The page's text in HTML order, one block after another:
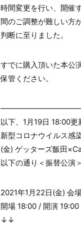
時間変更を行い、開催
間のご調整が難しい方
判断に至りました。
すでに購入頂いた本公
保管ください。
以下、1月19日 18:00更
新型コロナウイルス感
(金) ゲッターズ飯田
以下の通り＜振替公演
2021年1月22日(金) 会
開場 18:00 / 開演 19:00
↓↓